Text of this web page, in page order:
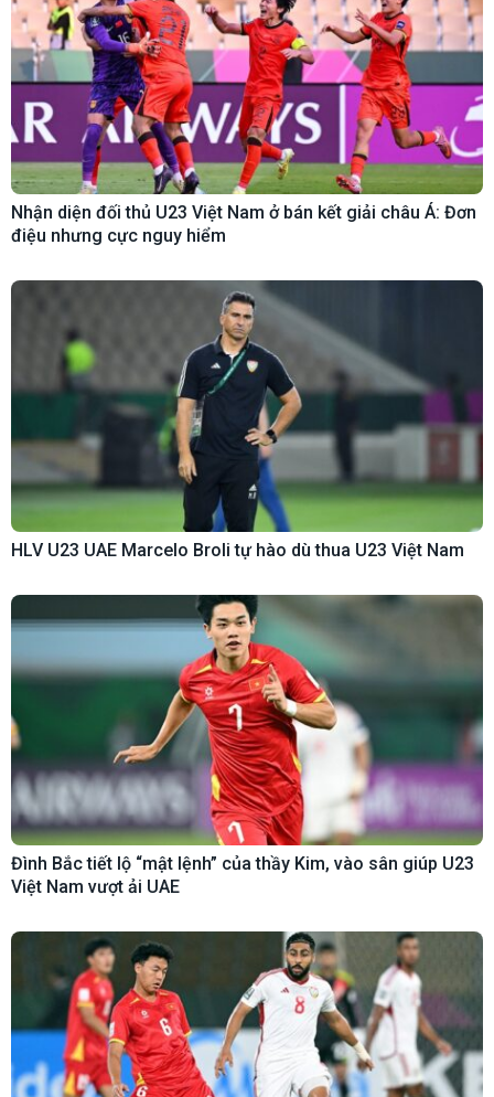
Nhận diện đối thủ U23 Việt Nam ở bán kết giải châu Á: Đơn
điệu nhưng cực nguy hiểm
HLV U23 UAE Marcelo Broli tự hào dù thua U23 Việt Nam
Đình Bắc tiết lộ “mật lệnh” của thầy Kim, vào sân giúp U23
Việt Nam vượt ải UAE